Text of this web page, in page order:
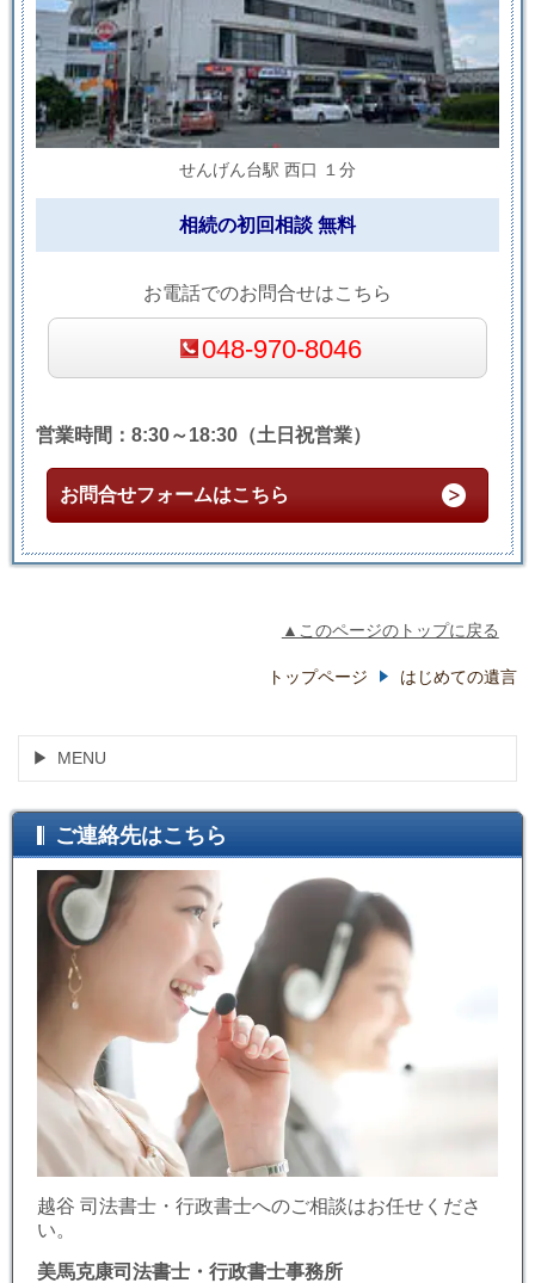
せんげん台駅 西口 １分
相続の初回相談 無料
お電話でのお問合せはこちら
048-970-8046
営業時間：8:30～18:30（土日祝営業）
お問合せフォームはこちら
▲このページのトップに戻る
トップページ はじめての遺言
MENU
ご連絡先はこちら
越谷 司法書士・行政書士へのご相談はお任せくださ
い。
美馬克康司法書士・行政書士事務所